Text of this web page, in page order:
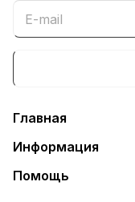
Главная
Информация
Помощь